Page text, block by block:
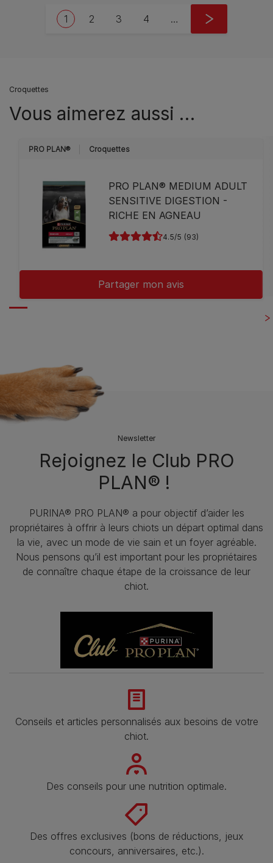
Current page
1 Page
2 Page
3 Page
4 … Next page
››
Croquettes
Vous aimerez aussi …
PRO PLAN® Croquettes
PRO PLAN® MEDIUM ADULT
SENSITIVE DIGESTION -
RICHE EN AGNEAU
4.5 (93)
Partager mon avis
Newsletter
Rejoignez le Club PRO
PLAN® !
PURINA® PRO PLAN® a pour objectif d’aider les
propriétaires à offrir à leurs chiots un départ optimal dans
la vie, avec un mode de vie sain et un foyer agréable.
Nous pensons qu’il est important pour les propriétaires
de connaître chaque étape de la croissance de leur
chiot.
Conseils et articles personnalisés aux besoins de votre
chiot.
Des conseils pour une nutrition optimale.
Des offres exclusives (bons de réductions, jeux
concours, anniversaires, etc.).